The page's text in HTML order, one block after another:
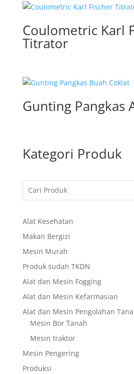
Coulometric Karl
Titrator
Gunting Pangkas
Kategori Produk
Alat Kesehatan
Makan Bergizi
Mesin Murah
Produk sudah TKDN
Alat dan Mesin Fogging
Alat dan Mesin Kefarmasian
Alat dan Mesin Pengolahan
Mesin Bor Tanah
Mesin traktor
Mesin Pengering
Produksi